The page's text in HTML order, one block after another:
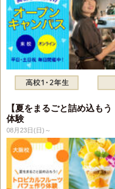
【夏をまるごと詰め込も
体験
08月23日(日)～